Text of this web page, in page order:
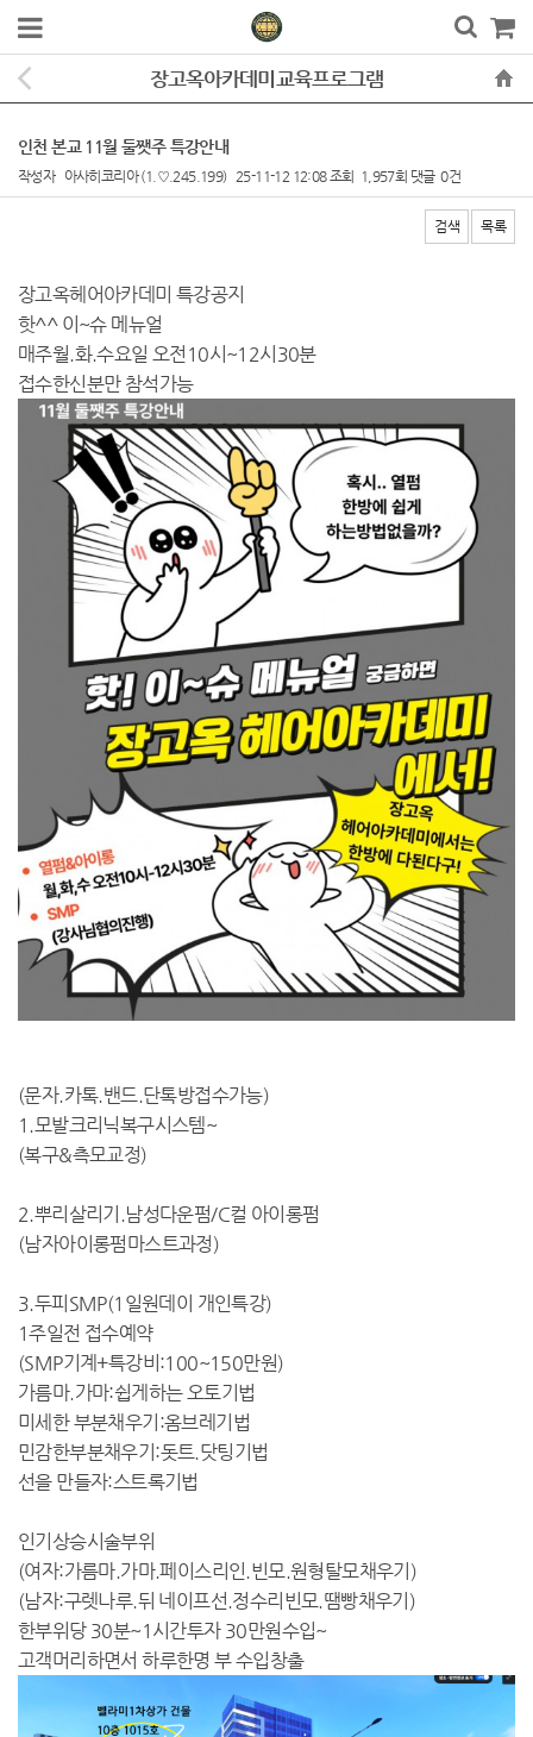
장고옥아카데미교육프로그램
인천 본교 11월 둘쨋주 특강안내
작성자 아사히코리아(1.♡.245.199) 25-11-12 12:08조회 1,957회 댓글 0건
검색 목록
장고옥헤어아카데미 특강공지
핫^^ 이~슈 메뉴얼
매주월.화.수요일 오전10시~12시30분
접수한신분만 참석가능
(문자.카톡.밴드.단톡방접수가능)
1.모발크리닉복구시스템~
(복구&측모교정)
2.뿌리살리기.남성다운펌/C컬 아이롱펌
(남자아이롱펌마스트과정)
3.두피SMP(1일원데이 개인특강)
1주일전 접수예약
(SMP기계+특강비:100~150만원)
가름마.가마:쉽게하는 오토기법
미세한 부분채우기:옴브레기법
민감한부분채우기:돗트.닷팅기법
선을 만들자:스트록기법
인기상승시술부위
(여자:가름마.가마.페이스리인.빈모.원형탈모채우기)
(남자:구렛나루.뒤 네이프선.정수리빈모.땜빵채우기)
한부위당 30분~1시간투자 30만원수입~
고객머리하면서 하루한명 부 수입창출